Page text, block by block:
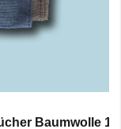
Baumwolle